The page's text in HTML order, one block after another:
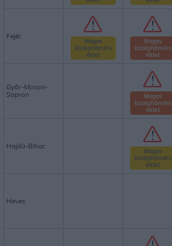
Fejér
Magas
középhőmérs
éklet
Magas
középhőmérs
éklet
Győr-Moson-
Sopron
Magas
középhőmérs
éklet
Hajdú-Bihar
Magas
középhőmérs
éklet
Heves